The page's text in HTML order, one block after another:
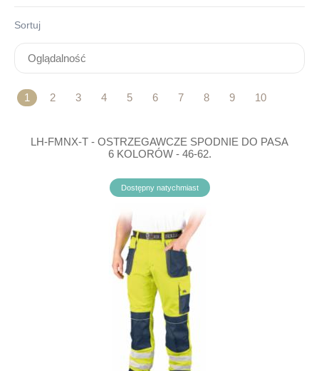
NADRUKI/HAFTY
INNE BHP
OKAZJE/PROMOCJE
Sortuj
1 2 3 4 5 6 7 8 9 10
LH-FMNX-T - OSTRZEGAWCZE SPODNIE DO PASA
6 KOLORÓW - 46-62.
Dostępny natychmiast